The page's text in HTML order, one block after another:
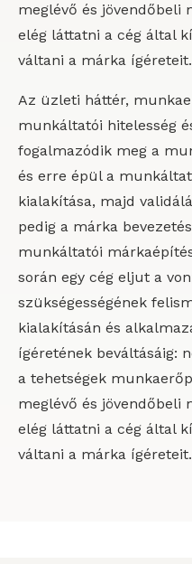
meglévő és jövendőbeli
elég láttatni a cég által
váltani a márka ígéreteit.
Az üzleti háttér,
munkáltatói hitelesség
fogalmazódik meg a
és erre épül a
kialakítása, majd
pedig a márka
munkáltatói
során egy cég eljut a
szükségességének
kialakításán és
ígéretének beváltásáig:
a tehetségek
meglévő és jövendőbeli
elég láttatni a cég által
váltani a márka ígéreteit.